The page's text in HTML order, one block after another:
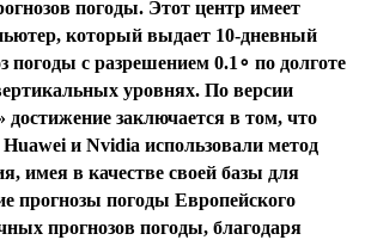
погоды. Этот центр имеет
который выдает 10-дневный
погоды с разрешением 0.1∘ по долготе
уровнях. По версии
достижение заключается в том, что
и Nvidia использовали метод
имея в качестве своей базы для
прогнозы погоды Европейского
прогнозов погоды, благодаря
политикой конфиденциальности и
политикой конфиденциальности и